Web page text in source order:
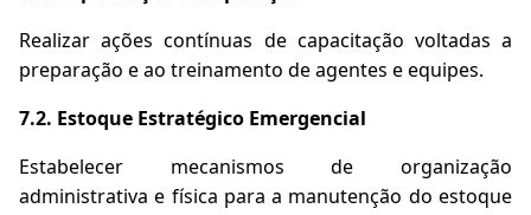
Realizar ações contínuas de capacitação voltadas a
preparação e ao treinamento de agentes e equipes.
7.2. Estoque Estratégico Emergencial
Estabelecer mecanismos de organização
administrativa e física para a manutenção do estoque